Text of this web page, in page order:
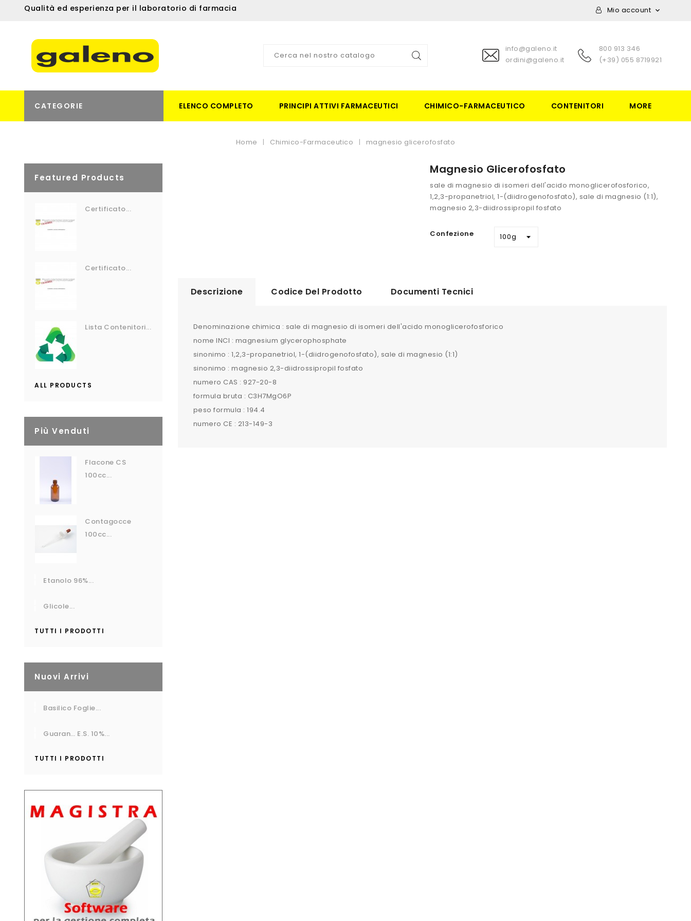
Qualità ed esperienza per il laboratorio di farmacia Mio account 
info@galeno.it
ordini@galeno.it
800 913 346
(+39) 055 8719921
CATEGORIE ELENCO COMPLETO PRINCIPI ATTIVI FARMACEUTICI CHIMICO-FARMACEUTICO CONTENITORI MORE
Home Chimico-Farmaceutico magnesio glicerofosfato
Featured Products
Certificato...
Certificato...
Lista Contenitori...
ALL PRODUCTS
Più Venduti
Flacone CS
100cc...
Contagocce
100cc...
Etanolo 96%...
Glicole...
TUTTI I PRODOTTI
Nuovi Arrivi
Basilico Foglie...
Guaran… E.S. 10%...
TUTTI I PRODOTTI
Magnesio Glicerofosfato
sale di magnesio di isomeri dell'acido monoglicerofosforico,
1,2,3-propanetriol, 1-(diidrogenofosfato), sale di magnesio (1:1),
magnesio 2,3-diidrossipropil fosfato
Confezione
Descrizione Codice Del Prodotto Documenti Tecnici
Denominazione chimica : sale di magnesio di isomeri dell'acido monoglicerofosforico
nome INCI : magnesium glycerophosphate
sinonimo : 1,2,3-propanetriol, 1-(diidrogenofosfato), sale di magnesio (1:1)
sinonimo : magnesio 2,3-diidrossipropil fosfato
numero CAS : 927-20-8
formula bruta : C3H7MgO6P
peso formula : 194.4
numero CE : 213-149-3